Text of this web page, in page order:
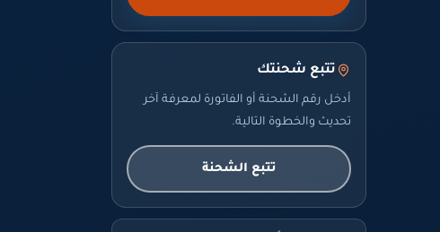
تتبع شحنتك
أدخل رقم الشحنة أو الفاتورة لمعرفة آخر
تحديث والخطوة التالية.
تتبع الشحنة